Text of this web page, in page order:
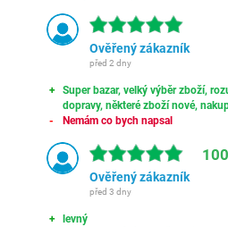
Ověřený zákazník
před 2 dny
Super bazar, velký výběr zboží,
dopravy, některé zboží nové,
Nemám co bych napsal
Ověřený zákazník
před 3 dny
levný